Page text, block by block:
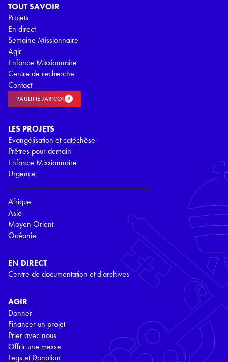
TOUT SAVOIR
Projets
En direct
Semaine Missionnaire
Agir
Enfance Missionnaire
Centre de recherche
Contact
PAULINE JARICOT
LES PROJETS
Evangélisation et catéchèse
Prêtres pour demain
Enfance Missionnaire
Urgence
Afrique
Asie
Moyen Orient
Océanie
EN DIRECT
Centre de documentation et d'archives
AGIR
Donner
Financer un projet
Prier avec nous
Offrir une messe
Legs et Donation